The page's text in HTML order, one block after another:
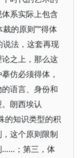
系实际上包含
的原则”“得体
说法，这套再现
之上，那么这
仿必须得体，
语言、身份和
朗西埃认
的知识类型的积
这个原则限制
……；第三，体